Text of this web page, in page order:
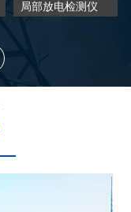
局部放电检测仪